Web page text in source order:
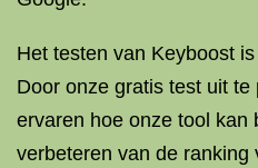
Het testen van Keyboost
Door onze gratis test uit
ervaren hoe onze tool kan
verbeteren van de ranking